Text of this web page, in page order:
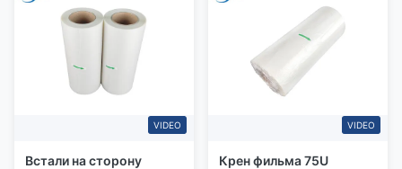
VIDEO
Встали на сторону
VIDEO
Крен фильма 75U